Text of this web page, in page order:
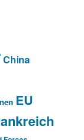
China
EU